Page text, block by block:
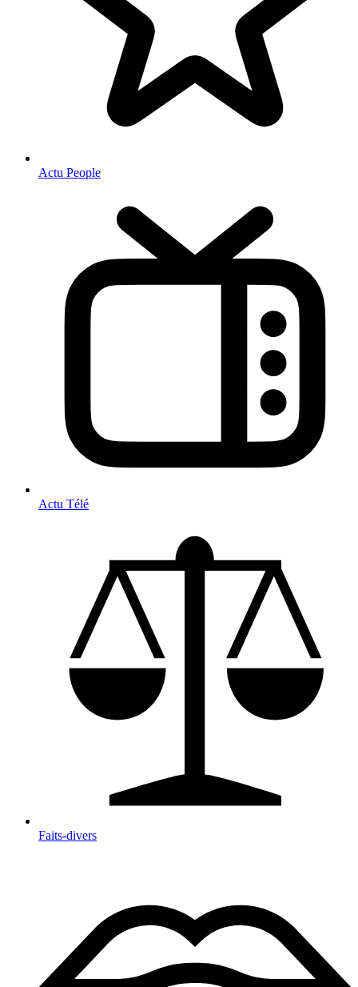
Actu People
Actu Télé
Faits-divers